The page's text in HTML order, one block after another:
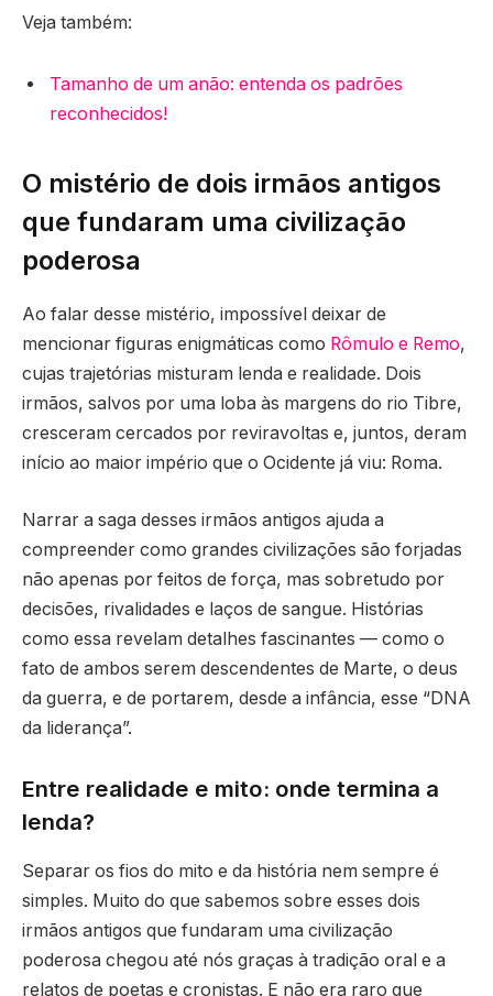
Veja também:
Tamanho de um anão: entenda os padrões
reconhecidos!
O mistério de dois irmãos antigos
que fundaram uma civilização
poderosa
Ao falar desse mistério, impossível deixar de
mencionar figuras enigmáticas como Rômulo e Remo,
cujas trajetórias misturam lenda e realidade. Dois
irmãos, salvos por uma loba às margens do rio Tibre,
cresceram cercados por reviravoltas e, juntos, deram
início ao maior império que o Ocidente já viu: Roma.
Narrar a saga desses irmãos antigos ajuda a
compreender como grandes civilizações são forjadas
não apenas por feitos de força, mas sobretudo por
decisões, rivalidades e laços de sangue. Histórias
como essa revelam detalhes fascinantes — como o
fato de ambos serem descendentes de Marte, o deus
da guerra, e de portarem, desde a infância, esse “DNA
da liderança”.
Entre realidade e mito: onde termina a
lenda?
Separar os fios do mito e da história nem sempre é
simples. Muito do que sabemos sobre esses dois
irmãos antigos que fundaram uma civilização
poderosa chegou até nós graças à tradição oral e a
relatos de poetas e cronistas. E não era raro que